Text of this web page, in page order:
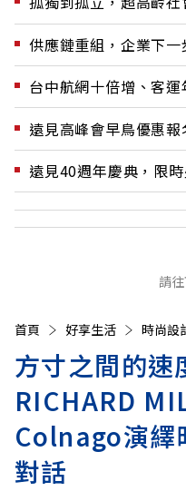
供應鏈重組，企業下一
台中航網十倍增、客
遠見高峰會早鳥優惠報
遠見40週年慶典，限
請
首頁 好享生活 時尚設
方寸之間的速
RICHARD
Colnago演繹
對話